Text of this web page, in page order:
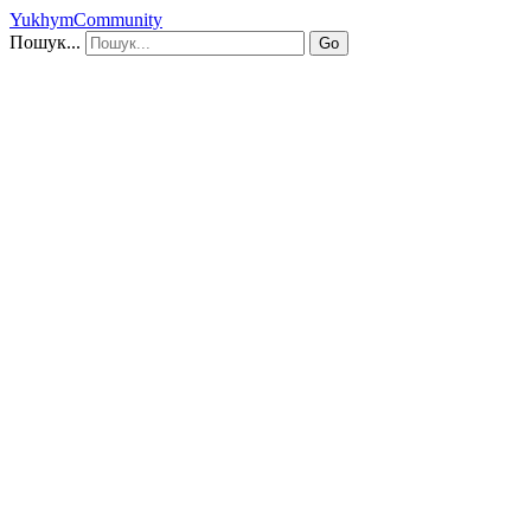
YukhymCommunity
Пошук...
Go